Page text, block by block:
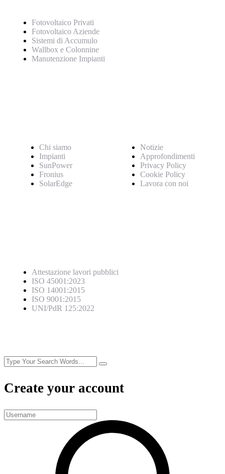
Fotovoltaico Privati
Fotovoltaico Aziende
Sistemi di Accumulo
Wallbox e Colonnine
Manutenzione Impianti
Chi siamo
Impianti
SunPower
Fronius
SolarEdge
Notizie
Approfondimenti
Privacy Policy
Cookie Policy
Lavora con noi
Attestazione lavori pubblici
ISO 45001:2023
ISO 14001:2015
ISO 9001:2015
UNI/PdR 125:2022
Create your account